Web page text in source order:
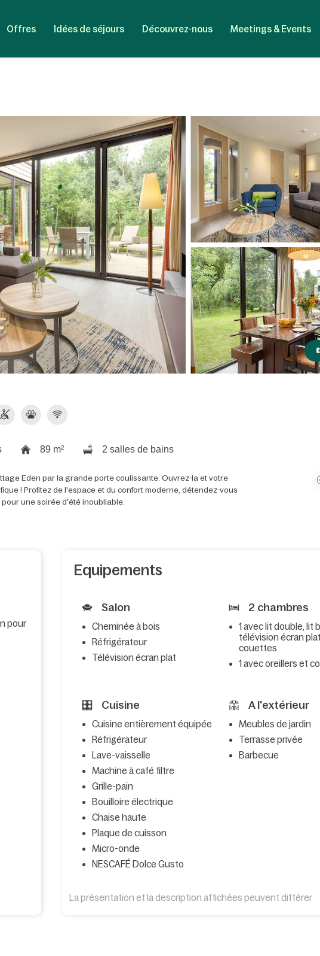
Offres Idées de séjours Découvrez-nous Meetings & Events
89 m² 2 salles de bains
Eden par la grande porte coulissante. Ouvrez-la et votre
! Profitez de l'espace et du confort moderne, détendez-vous
une soirée d'été inoubliable.
pour
Equipements
Salon
Cheminée à bois
Réfrigérateur
Télévision écran plat
2 chambres
1 avec lit double, lit
télévision écran
couettes
1 avec oreillers et
Cuisine
Cuisine entièrement équipée
Réfrigérateur
Lave-vaisselle
Machine à café filtre
Grille-pain
Bouilloire électrique
Chaise haute
Plaque de cuisson
Micro-onde
NESCAFÉ Dolce Gusto
A l'extérieur
Meubles de jardin
Terrasse privée
Barbecue
La présentation et la description affichées peuvent différer